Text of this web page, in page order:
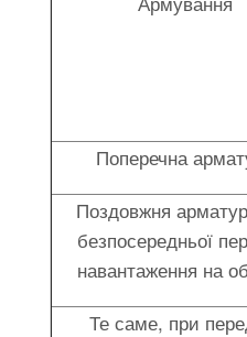
Поперечна
Поздовжня
безпосередньої
навантаження на
Те саме, при